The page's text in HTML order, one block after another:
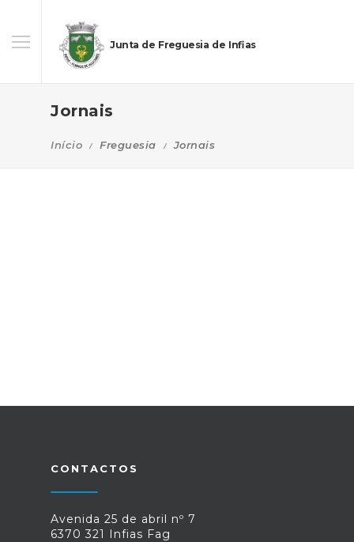
Junta de Freguesia de Infias
Jornais
Início Freguesia Jornais
CONTACTOS
Avenida 25 de abril nº 7
6370 321 Infias Fag